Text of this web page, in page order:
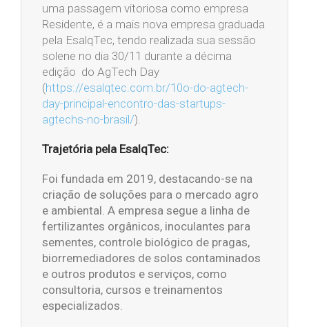
uma passagem vitoriosa como empresa
Residente, é a mais nova empresa graduada
pela EsalqTec, tendo realizada sua sessão
solene no dia 30/11 durante a décima
edição do AgTech Day
(https://esalqtec.com.br/10o-do-agtech-
day-principal-encontro-das-startups-
agtechs-no-brasil/).
Trajetória pela EsalqTec:
Foi fundada em 2019, destacando-se na
criação de soluções para o mercado agro
e ambiental. A empresa segue a linha de
fertilizantes orgânicos, inoculantes para
sementes, controle biológico de pragas,
biorremediadores de solos contaminados
e outros produtos e serviços, como
consultoria, cursos e treinamentos
especializados.